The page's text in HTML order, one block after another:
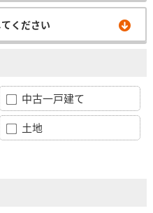
ください
中古一戸建て
土地